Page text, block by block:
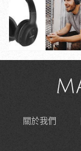
關於我們